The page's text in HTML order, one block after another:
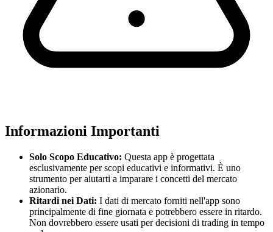
Informazioni Importanti
Solo Scopo Educativo: Questa app è progettata
esclusivamente per scopi educativi e informativi. È uno
strumento per aiutarti a imparare i concetti del mercato
azionario.
Ritardi nei Dati: I dati di mercato forniti nell'app sono
principalmente di fine giornata e potrebbero essere in ritardo.
Non dovrebbero essere usati per decisioni di trading in tempo